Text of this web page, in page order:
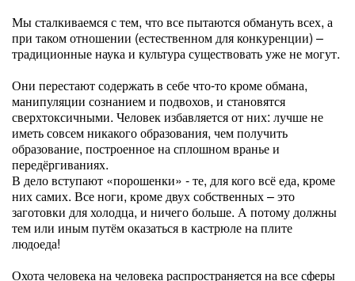
Мы сталкиваемся с тем, что все пытаются обмануть всех, а
при таком отношении (естественном для конкуренции) –
традиционные наука и культура существовать уже не могут.
Они перестают содержать в себе что-то кроме обмана,
манипуляции сознанием и подвохов, и становятся
сверхтоксичными. Человек избавляется от них: лучше не
иметь совсем никакого образования, чем получить
образование, построенное на сплошном вранье и
передёргиваниях.
В дело вступают «порошенки» - те, для кого всё еда, кроме
них самих. Все ноги, кроме двух собственных – это
заготовки для холодца, и ничего больше. А потому должны
тем или иным путём оказаться в кастрюле на плите
людоеда!
Охота человека на человека распространяется на все сферы